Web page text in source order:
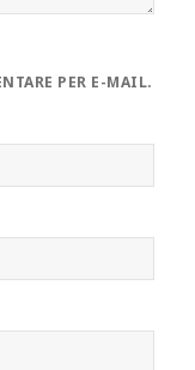
PER E-MAIL.